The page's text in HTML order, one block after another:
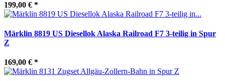
199,00 € *
Märklin 8819 US Diesellok Alaska Railroad F7 3-teilig in Spur
Z
169,00 € *